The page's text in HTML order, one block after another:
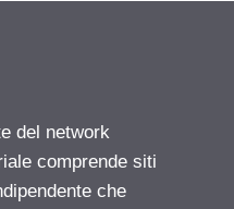
del network
comprende siti
che